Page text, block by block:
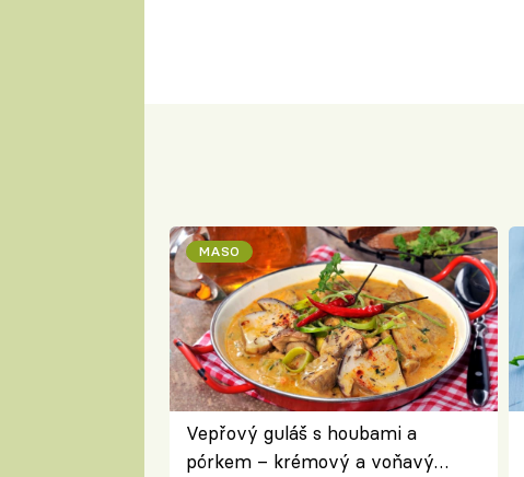
MASO
Vepřový guláš s houbami a
pórkem – krémový a voňavý